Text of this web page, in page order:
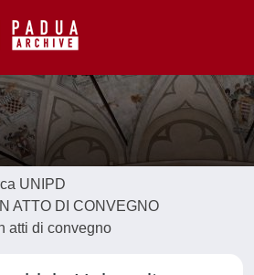
UNIPD
ATTO DI CONVEGNO
atti di convegno